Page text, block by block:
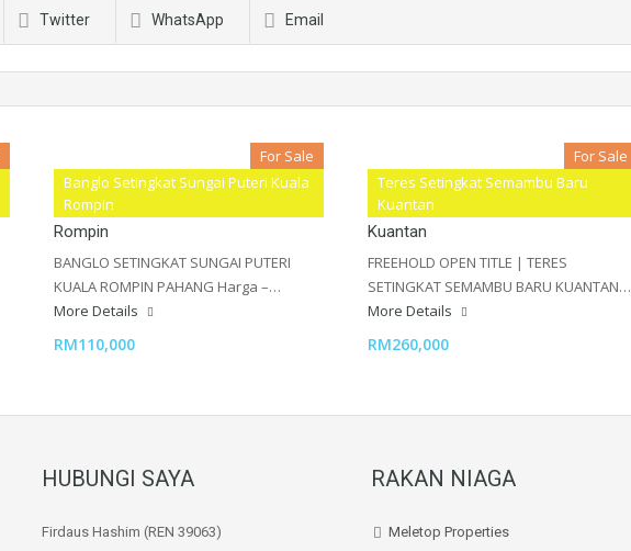
Twitter WhatsApp Email
Banglo Setingkat Sungai Puteri Kuala
Rompin
For Sale
Banglo Setingkat Sungai Puteri Kuala
Rompin
BANGLO SETINGKAT SUNGAI PUTERI
KUALA ROMPIN PAHANG Harga –…
More Details
RM110,000
Teres Setingkat Semambu Baru
Kuantan
For Sale
Teres Setingkat Semambu Baru
Kuantan
FREEHOLD OPEN TITLE | TERES
SETINGKAT SEMAMBU BARU KUANTAN…
More Details
RM260,000
HUBUNGI SAYA
Firdaus Hashim (REN 39063)
RAKAN NIAGA
Meletop Properties